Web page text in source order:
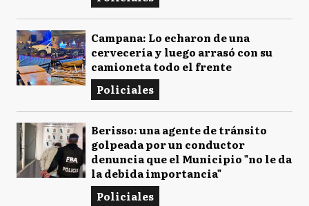
Campana: Lo echaron de una
cervecería y luego arrasó con su
camioneta todo el frente
Policiales
Berisso: una agente de tránsito
golpeada por un conductor
denuncia que el Municipio "no le da
la debida importancia"
Policiales